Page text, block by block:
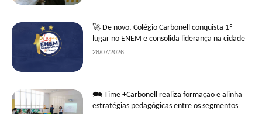
🚀 De novo, Colégio Carbonell conquista 1º
lugar no ENEM e consolida liderança na cidade
28/07/2026
🗪 Time +Carbonell realiza formação e alinha
estratégias pedagógicas entre os segmentos